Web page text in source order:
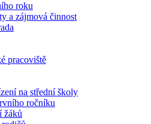
roku
a zájmová činnost
pracoviště
na střední školy
ročníku
žáků